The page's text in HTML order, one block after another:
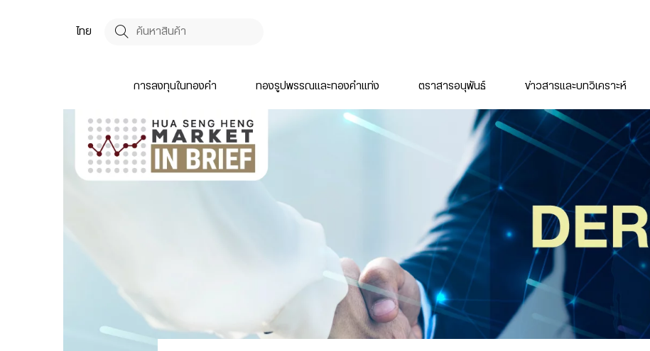
ไทย
การลงทุนในทองคำ ทองรูปพรรณและทองคำแท่ง ตราสารอนุพันธ์ ข่าวสารและบทวิเคราะห์